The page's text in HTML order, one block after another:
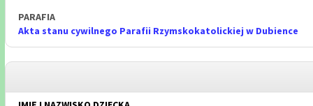
Akta stanu cywilnego Parafii Rzymskokatolickiej w Dubience